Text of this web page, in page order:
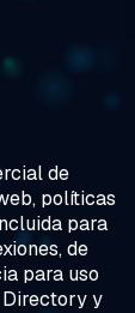
de
políticas
para
de
para uso
y